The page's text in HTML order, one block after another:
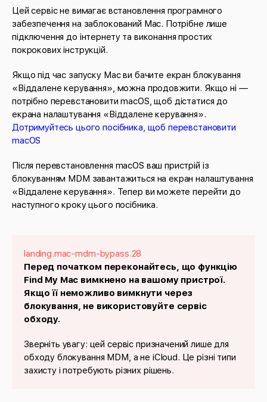
Цей сервіс не вимагає встановлення програмного
забезпечення на заблокований Mac. Потрібне лише
підключення до інтернету та виконання простих
покрокових інструкцій.
Якщо під час запуску Mac ви бачите екран блокування
«Віддалене керування», можна продовжити. Якщо ні —
потрібно перевстановити macOS, щоб дістатися до
екрана налаштування «Віддалене керування».
Дотримуйтесь цього посібника, щоб перевстановити
macOS
Після перевстановлення macOS ваш пристрій із
блокуванням MDM завантажиться на екран налаштування
«Віддалене керування». Тепер ви можете перейти до
наступного кроку цього посібника.
landing.mac-mdm-bypass.28
Перед початком переконайтесь, що функцію
Find My Mac вимкнено на вашому пристрої.
Якщо її неможливо вимкнути через
блокування, не використовуйте сервіс
обходу.
Зверніть увагу: цей сервіс призначений лише для
обходу блокування MDM, а не iCloud. Це різні типи
захисту і потребують різних рішень.